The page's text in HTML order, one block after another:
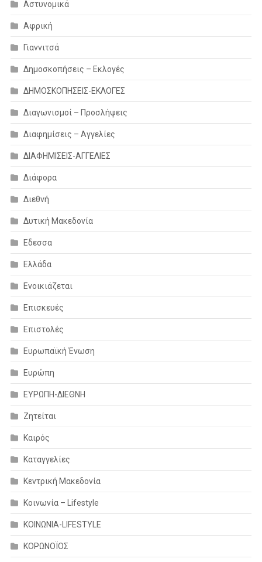
Αστυνομικά
Αφρική
Γιαννιτσά
Δημοσκοπήσεις – Εκλογές
ΔΗΜΟΣΚΟΠΗΣΕΙΣ-ΕΚΛΟΓΕΣ
Διαγωνισμοί – Προσλήψεις
Διαφημίσεις – Αγγελίες
ΔΙΑΦΗΜΙΣΕΙΣ-ΑΓΓΕΛΙΕΣ
Διάφορα
Διεθνή
Δυτική Μακεδονία
Εδεσσα
Ελλάδα
Ενοικιάζεται
Επισκευές
Επιστολές
Ευρωπαϊκή Ένωση
Ευρώπη
ΕΥΡΩΠΗ-ΔΙΕΘΝΗ
Ζητείται
Καιρός
Καταγγελίες
Κεντρική Μακεδονία
Κοινωνία – Lifestyle
ΚΟΙΝΩΝΙΑ-LIFESTYLE
ΚΟΡΩΝΟΪΟΣ